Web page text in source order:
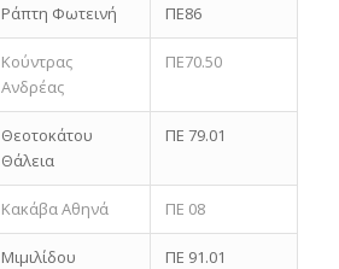
Ράπτη Φωτεινή ΠΕ86
Κούντρας
Ανδρέας
ΠΕ70.50
Θεοτοκάτου
Θάλεια
ΠΕ 79.01
Κακάβα Αθηνά ΠΕ 08
Μιμιλίδου
ΠΕ 91.01